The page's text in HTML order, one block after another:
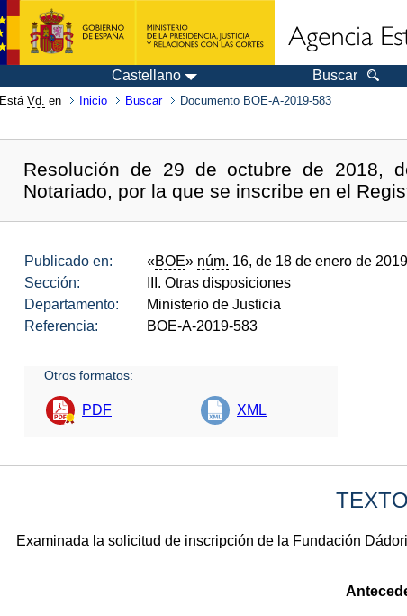
Castellano Buscar
Está Vd. en Inicio Buscar Documento BOE-A-2019-583
Resolución de 29 de octubre de 2018,
Notariado, por la que se inscribe en el
Publicado en: «BOE» núm. 16, de 18 de enero de
Sección:
III. Otras disposiciones
Departamento:
Ministerio de Justicia
Referencia:
BOE-A-2019-583
Otros formatos:
PDF XML
Examinada la solicitud de inscripción de la Fundación